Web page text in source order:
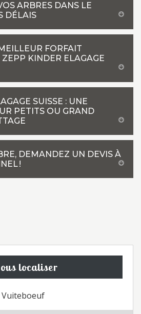
ARBRES DANS LE
DÉLAIS
FORFAIT
KINDER ELAGAGE
SUISSE : UNE
PETITS OU GRAND
DEMANDEZ UN DEVIS À
!
localiser